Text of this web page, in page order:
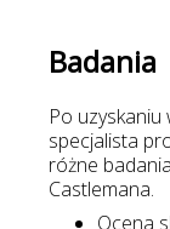
Badania
Po
specjalista
różne
Castlemana.
Ocena